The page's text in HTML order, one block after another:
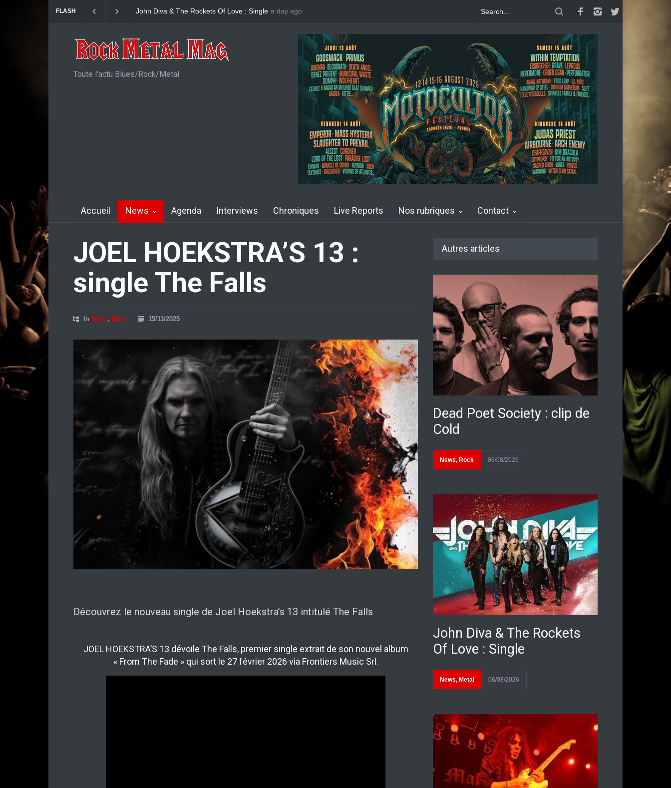
FLASH Yngwie Malmsteen : Single Now Or Never KAI HANSEN : Single Welcome To Life Girish and The Chronicles : "Generation Coward" Dead Poet Society : clip de
a day ago
Toute l'actu Blues/Rock/Metal
Accueil News Agenda Interviews Chroniques Live Reports Nos rubriques Contact
JOEL HOEKSTRA’S 13 :
single The Falls
In News, Metal 15/11/2025
Découvrez le nouveau single de Joel Hoekstra’s 13 intitulé The Falls
JOEL HOEKSTRA’S 13 dévoile The Falls, premier single extrait de son nouvel album
« From The Fade » qui sort le 27 février 2026 via Frontiers Music Srl.
Autres articles
Dead Poet Society : clip de
Cold
News, Rock 06/08/2026
John Diva & The Rockets
Of Love : Single
News, Metal 06/08/2026